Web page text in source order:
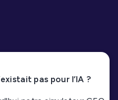
pas pour l’IA ?